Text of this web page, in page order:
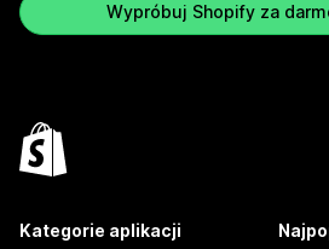
Wypróbuj Shopify za
Kategorie aplikacji